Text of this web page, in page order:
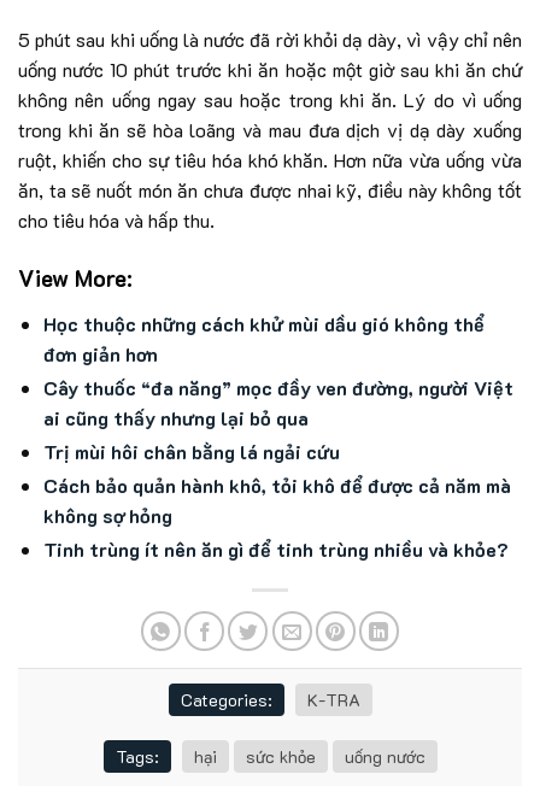
5 phút sau khi uống là nước đã rời khỏi dạ dày, vì vậy chỉ nên
uống nước 10 phút trước khi ăn hoặc một giờ sau khi ăn chứ
không nên uống ngay sau hoặc trong khi ăn. Lý do vì uống
trong khi ăn sẽ hòa loãng và mau đưa dịch vị dạ dày xuống
ruột, khiến cho sự tiêu hóa khó khăn. Hơn nữa vừa uống vừa
ăn, ta sẽ nuốt món ăn chưa được nhai kỹ, điều này không tốt
cho tiêu hóa và hấp thu.
View More:
Học thuộc những cách khử mùi dầu gió không thể
đơn giản hơn
Cây thuốc “đa năng” mọc đầy ven đường, người Việt
ai cũng thấy nhưng lại bỏ qua
Trị mùi hôi chân bằng lá ngải cứu
Cách bảo quản hành khô, tỏi khô để được cả năm mà
không sợ hỏng
Tinh trùng ít nên ăn gì để tinh trùng nhiều và khỏe?
Categories: K-TRA
Tags: hại sức khỏe uống nước